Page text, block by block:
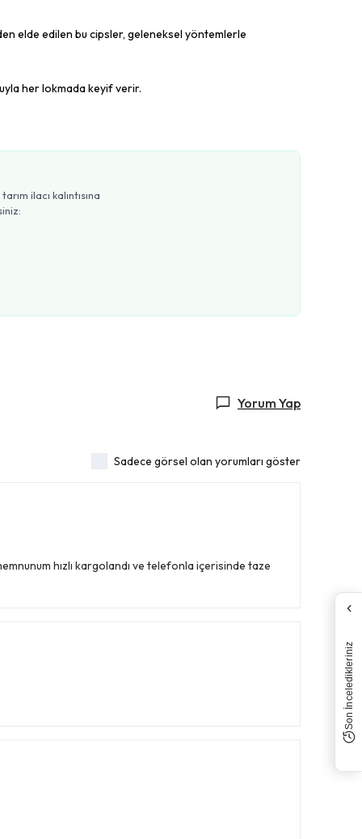
elde edilen bu cipsler, geleneksel yöntemlerle
her lokmada keyif verir.
ilacı kalıntısına
Yorum Yap
Sadece görsel olan yorumları göster
hızlı kargolandı ve telefonla içerisinde taze
‹
Son İnceledikleriniz